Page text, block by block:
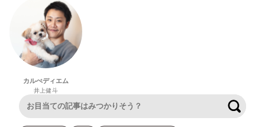
カルぺディエム
井上健斗